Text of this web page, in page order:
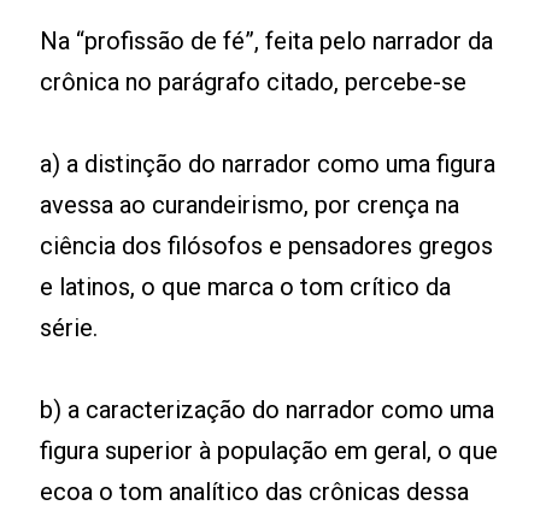
Na “profissão de fé”, feita pelo narrador da
crônica no parágrafo citado, percebe-se
a) a distinção do narrador como uma figura
avessa ao curandeirismo, por crença na
ciência dos filósofos e pensadores gregos
e latinos, o que marca o tom crítico da
série.
b) a caracterização do narrador como uma
figura superior à população em geral, o que
ecoa o tom analítico das crônicas dessa